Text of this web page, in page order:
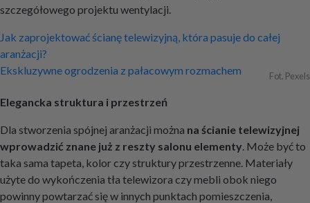
szczegółowego projektu wentylacji.
Nawigacja
wpisu
Jak zaprojektować ścianę telewizyjną, która pasuje do całej
aranżacji?
Ekskluzywne ogrodzenia z pałacowym rozmachem
Fot. Pexels
Elegancka struktura i przestrzeń
Dla stworzenia spójnej aranżacji można na ścianie telewizyjnej
wprowadzić znane już z reszty salonu elementy. Może być to
taka sama tapeta, kolor czy struktury przestrzenne. Materiały
użyte do wykończenia tła telewizora czy mebli obok niego
powinny powtarzać się w innych punktach pomieszczenia,